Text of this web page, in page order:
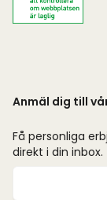
Anmäl dig till
Få personliga
direkt i din inbox.